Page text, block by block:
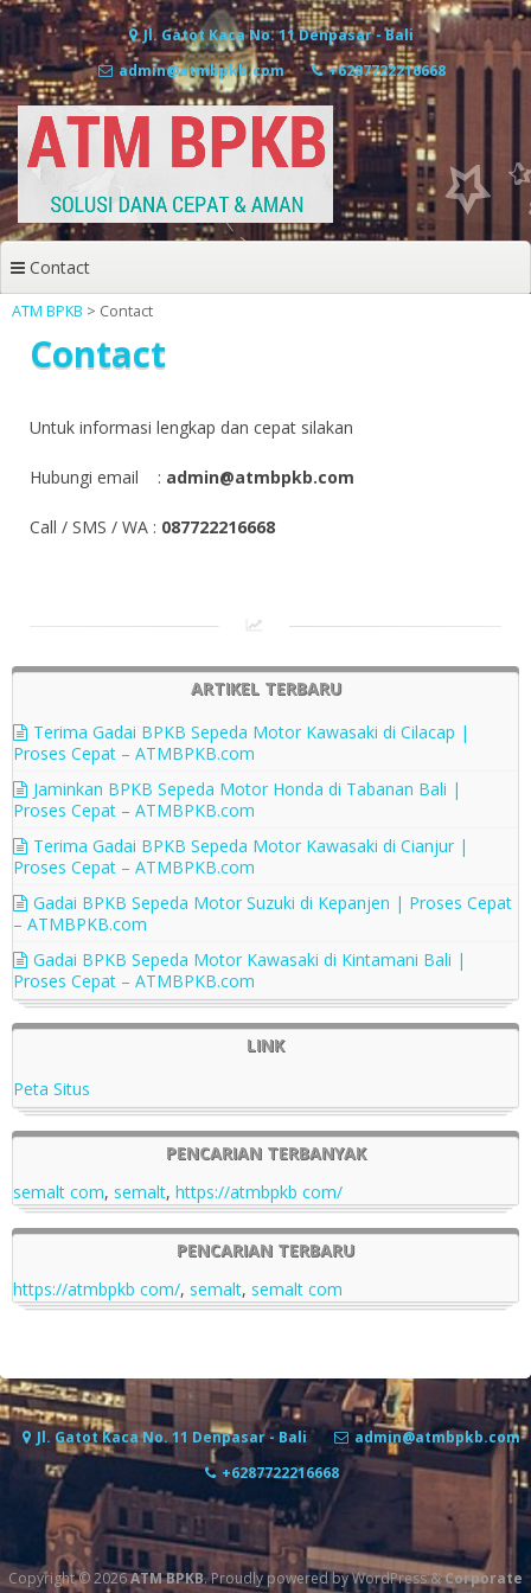
Skip
to
content
Jl. Gatot Kaca No. 11 Denpasar - Bali
admin@atmbpkb.com
+6287722216668
Contact
ATM BPKB > Contact
Contact
Untuk informasi lengkap dan cepat silakan
Hubungi email : admin@atmbpkb.com
Call / SMS / WA : 087722216668
ARTIKEL TERBARU
Terima Gadai BPKB Sepeda Motor Kawasaki di Cilacap |
Proses Cepat – ATMBPKB.com
Jaminkan BPKB Sepeda Motor Honda di Tabanan Bali |
Proses Cepat – ATMBPKB.com
Terima Gadai BPKB Sepeda Motor Kawasaki di Cianjur |
Proses Cepat – ATMBPKB.com
Gadai BPKB Sepeda Motor Suzuki di Kepanjen | Proses Cepat
– ATMBPKB.com
Gadai BPKB Sepeda Motor Kawasaki di Kintamani Bali |
Proses Cepat – ATMBPKB.com
LINK
Peta Situs
PENCARIAN TERBANYAK
semalt com, semalt, https://atmbpkb com/
PENCARIAN TERBARU
https://atmbpkb com/, semalt, semalt com
Jl. Gatot Kaca No. 11 Denpasar - Bali
admin@atmbpkb.com
+6287722216668
Copyright © 2026ATM BPKB. Proudly powered by WordPress&Corporate